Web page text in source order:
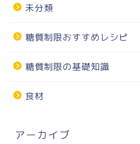
未分類
糖質制限おすすめレシピ
糖質制限の基礎知識
食材
アーカイブ